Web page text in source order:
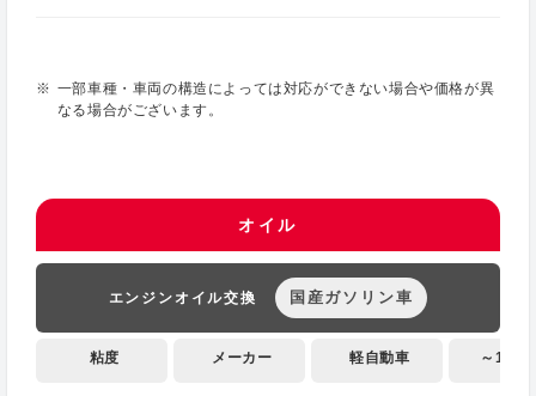
一部車種・車両の構造によっては対応ができない場合や価格が異
なる場合がございます。
オイル
エンジンオイル交換 国産ガソリン車
粘度 メーカー 軽自動車 ～